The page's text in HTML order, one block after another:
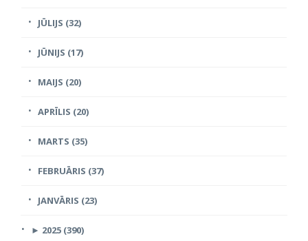
JŪLIJS (32)
JŪNIJS (17)
MAIJS (20)
APRĪLIS (20)
MARTS (35)
FEBRUĀRIS (37)
JANVĀRIS (23)
► 2025 (390)